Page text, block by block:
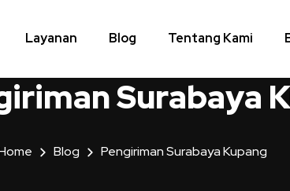
Layanan Blog Tentang Kami
Surabaya
Blog Pengiriman Surabaya Kupang